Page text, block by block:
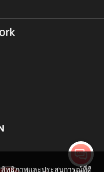
สิทธิภาพและประสบการณ์ที่ดี